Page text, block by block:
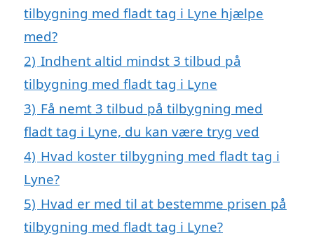
tilbygning med fladt tag i Lyne hjælpe
med?
2) Indhent altid mindst 3 tilbud på
tilbygning med fladt tag i Lyne
3) Få nemt 3 tilbud på tilbygning med
fladt tag i Lyne, du kan være tryg ved
4) Hvad koster tilbygning med fladt tag i
Lyne?
5) Hvad er med til at bestemme prisen på
tilbygning med fladt tag i Lyne?